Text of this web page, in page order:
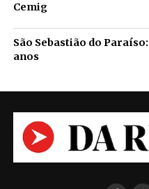
Cemig
São Sebastião do
anos